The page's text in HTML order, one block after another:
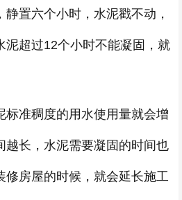
置六个小时，水泥戳不动，
泥超过12个小时不能凝固，就
标准稠度的用水使用量就会增
越长，水泥需要凝固的时间也
修房屋的时候，就会延长施工